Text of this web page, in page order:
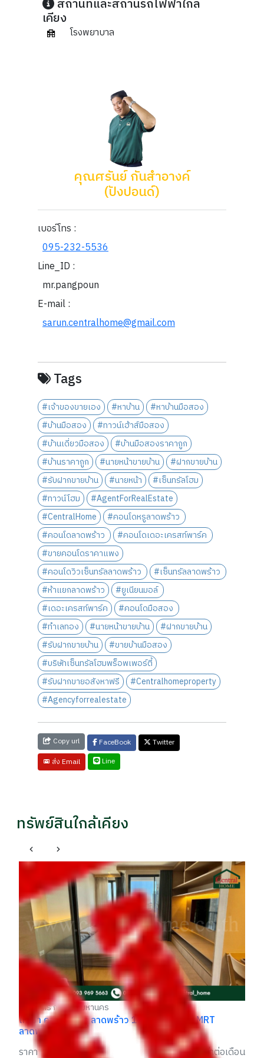
สถานที่และสถานีรถไฟฟ้าใกล้
เคียง
โรงพยาบาล
คุณศรันย์ กันสำอางค์
(ปังปอนด์)
เบอร์โทร :
095-232-5536
Line_ID :
mr.pangpoun
E-mail :
sarun.centralhome@gmail.com
Tags
#เจ้าของขายเอง #หาบ้าน
#หาบ้านมือสอง
#บ้านมือสอง
#ทาวน์เฮ้าส์มือสอง
#บ้านเดี่ยวมือสอง
#บ้านมือสองราคาถูก
#บ้านราคาถูก
#นายหน้าขายบ้าน
#ฝากขายบ้าน
#รับฝากขายบ้าน
#นายหน้า
#เซ็นทรัลโฮม
#ทาวน์โฮม
#AgentForRealEstate
#CentralHome
#คอนโดหรูลาดพร้าว
#คอนโดลาดพร้าว
#คอนโดเดอะเครสท์พาร์ค
#ขายคอนโดราคาแพง
#คอนโดวิวเซ็นทรัลลาดพร้าว
#เซ็นทรัลลาดพร้าว
#ห้าแยกลาดพร้าว
#ยูเนียนมอล์
#เดอะเครสท์พาร์ค
#คอนโดมือสอง
#ทำเลทอง
#นายหน้าขายบ้าน
#ฝากขายบ้าน
#รับฝากขายบ้าน
#ขายบ้านมือสอง
#บริษัทเซ็นทรัลโฮมพร็อพเพอร์ตี้
#รับฝากขายอสังหาฟรี
#Centralhomeproperty
#Agencyforrealestate
Copy url FaceBook
Twitter
ส่ง Email
Line
ทรัพย์สินใกล้เคียง
ดือน
จตุจักร กรุงเทพมหานคร
บ้านเดี่ยว ซอยวิภาวดีรังสิต 36 ทำเลทอง รีโนเวทใหม่ สวย
มาก ราคาถูก
ราคา
฿ 23,000,000
เก๋ / 096xxxxx42